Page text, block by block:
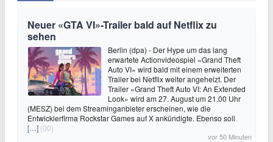
Neuer «GTA VI»-Trailer bald auf Netflix zu
sehen
Berlin (dpa) - Der Hype um das lang
erwartete Actionvideospiel «Grand Theft
Auto VI» wird bald mit einem erweiterten
Trailer bei Netflix weiter angeheizt. Der
Trailer «Grand Theft Auto VI: An Extended
Look» wird am 27. August um 21.00 Uhr
(MESZ) bei dem Streaminganbieter erscheinen, wie die
Entwicklerfirma Rockstar Games auf X ankündigte. Ebenso soll
[…] (00)
vor 50 Minuten